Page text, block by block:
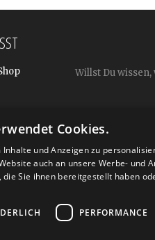
Willst Du
Cookies.
Inhalte und Anzeigen zu
auch an unsere Werbe-
Sie ihnen bereitgestellt haben
PERFORMANCE